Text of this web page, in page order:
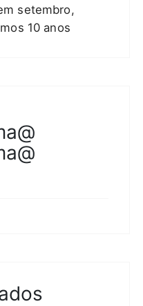
setembro,
10 anos